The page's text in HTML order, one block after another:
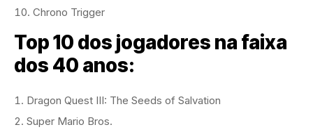
Chrono Trigger
Top 10 dos jogadores na faixa
dos 40 anos:
Dragon Quest III: The Seeds of Salvation
Super Mario Bros.